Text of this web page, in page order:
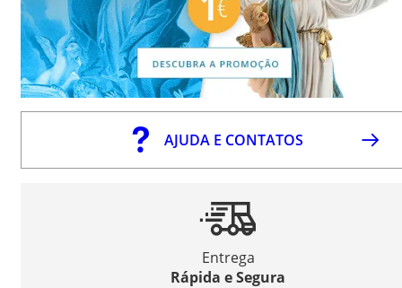
AJUDA E CONTATOS
Entrega
Rápida e Segura